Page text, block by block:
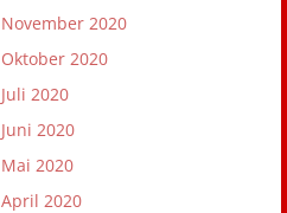
November 2020
Oktober 2020
Juli 2020
Juni 2020
Mai 2020
April 2020